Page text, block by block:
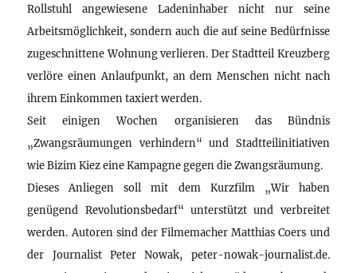
Rollstuhl angewiesene Ladeninhaber nicht nur seine
Arbeitsmöglichkeit, sondern auch die auf seine Bedürfnisse
zugeschnittene Wohnung verlieren. Der Stadtteil Kreuzberg
verlöre einen Anlaufpunkt, an dem Menschen nicht nach
ihrem Einkommen taxiert werden.
Seit einigen Wochen organisieren das Bündnis
„Zwangsräumungen verhindern“ und Stadtteilinitiativen
wie Bizim Kiez eine Kampagne gegen die Zwangsräumung.
Dieses Anliegen soll mit dem Kurzfilm „Wir haben
genügend Revolutionsbedarf“ unterstützt und verbreitet
werden. Autoren sind der Filmemacher Matthias Coers und
der Journalist Peter Nowak, peter-nowak-journalist.de.